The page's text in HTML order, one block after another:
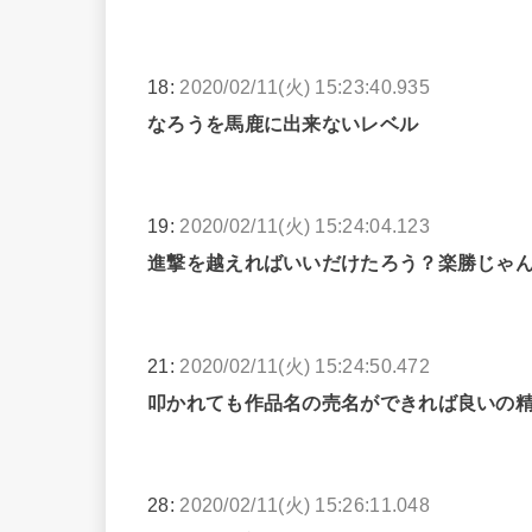
18: 2020/02/11(火) 15:23:40.935
なろうを馬鹿に出来ないレベル
19: 2020/02/11(火) 15:24:04.123
進撃を越えればいいだけたろう？楽勝じゃ
21: 2020/02/11(火) 15:24:50.472
叩かれても作品名の売名ができれば良いの
28: 2020/02/11(火) 15:26:11.048